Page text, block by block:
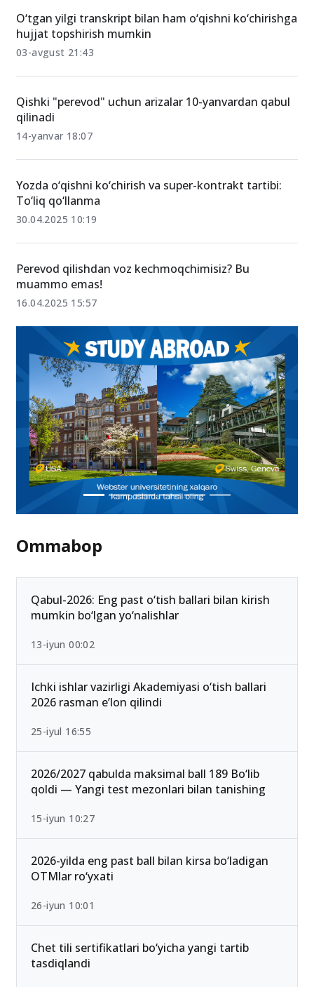
O‘xshash xabarlar
hujjat topshirish mumkin
03-avgust 21:43
qilinadi
14-yanvar 18:07
To‘liq qo‘llanma
30.04.2025 10:19
16.04.2025 15:57
Ommabop
Qabul-2026: Eng past o‘tish ballari bilan kirish
mumkin bo‘lgan yo‘nalishlar
13-iyun 00:02
Ichki ishlar vazirligi Akademiyasi o‘tish ballari
2026 rasman e’lon qilindi
25-iyul 16:55
2026/2027 qabulda maksimal ball 189 Bo‘lib
qoldi — Yangi test mezonlari bilan tanishing
15-iyun 10:27
2026-yilda eng past ball bilan kirsa bo‘ladigan
OTMlar ro‘yxati
26-iyun 10:01